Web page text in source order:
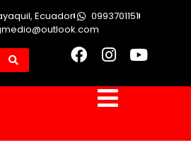
Ecuador
0993701151